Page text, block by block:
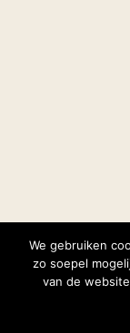
We gebruiken
zo soepel
van de